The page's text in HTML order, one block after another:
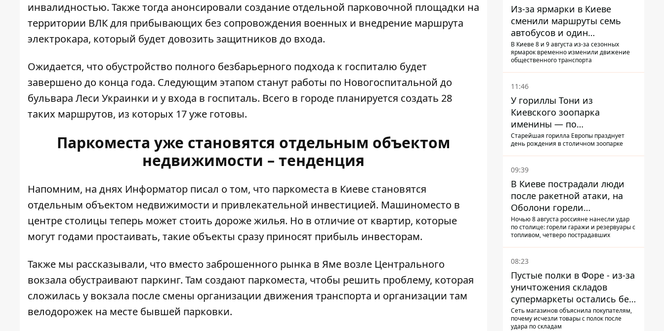
инвалидностью. Также тогда анонсировали создание отдельной парковочной площадки на
территории ВЛК для прибывающих без сопровождения военных и внедрение маршрута
электрокара, который будет довозить защитников до входа.
Ожидается, что обустройство полного безбарьерного подхода к госпиталю будет
завершено до конца года. Следующим этапом станут работы по Новогоспитальной до
бульвара Леси Украинки и у входа в госпиталь. Всего в городе планируется создать 28
таких маршрутов, из которых 17 уже готовы.
Паркоместа уже становятся отдельным объектом
недвижимости – тенденция
Напомним, на днях Информатор писал о том, что паркоместа в Киеве становятся
отдельным объектом недвижимости и привлекательной инвестицией. Машиноместо в
центре столицы теперь может стоить дороже жилья. Но в отличие от квартир, которые
могут годами простаивать, такие объекты сразу приносят прибыль инвесторам.
Также мы рассказывали, что вместо заброшенного рынка в Яме возле Центрального
вокзала обустраивают паркинг. Там создают паркоместа, чтобы решить проблему, которая
сложилась у вокзала после смены организации движения транспорта и организации там
велодорожек на месте бывшей парковки.
Из-за ярмарки в Киеве
сменили маршруты семь
автобусов и один
троллейбус
В Киеве 8 и 9 августа из-за сезонных
ярмарок временно изменили движение
общественного транспорта
11:46
У гориллы Тони из
Киевского зоопарка
именины — по
человеческим меркам ему
уже больше 90 лет
Старейшая горилла Европы празднует
день рождения в столичном зоопарке
09:39
В Киеве пострадали люди
после ракетной атаки, на
Оболони горели
резервуары с топливом
Ночью 8 августа россияне нанесли удар
по столице: горели гаражи и резервуары с
топливом, четверо пострадавших
08:23
Пустые полки в Форе - из-за
уничтожения складов
супермаркеты остались без
ассортимента
Сеть магазинов объяснила покупателям,
почему исчезли товары с полок после
удара по складам